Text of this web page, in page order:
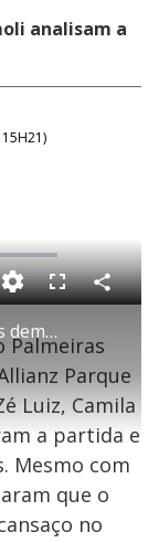
analisam a
)
Mesmo com vitória, Palmeiras demonstra cansaço no segundo tempo
F
s
c
n
C
o
a
r
i
l
a
Palmeiras
Parque
Luiz, Camila
a partida e
Mesmo com
que o
no